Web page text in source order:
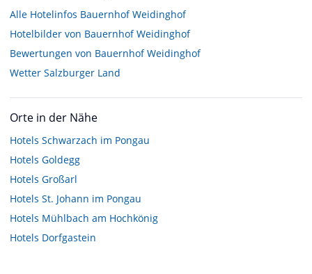
Alle Hotelinfos Bauernhof Weidinghof
Hotelbilder von Bauernhof Weidinghof
Bewertungen von Bauernhof Weidinghof
Wetter Salzburger Land
Orte in der Nähe
Hotels Schwarzach im Pongau
Hotels Goldegg
Hotels Großarl
Hotels St. Johann im Pongau
Hotels Mühlbach am Hochkönig
Hotels Dorfgastein